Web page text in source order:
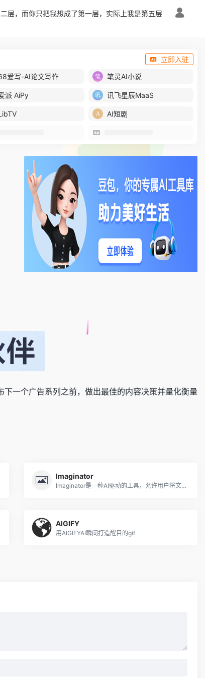
层，而你只把我想成了第一层，实际上我是第五层
立即入驻
爱写-AI论文写作 笔灵AI小说
派 AiPy 讯飞星辰MaaS
AI短剧
一个广告系列之前，做出最佳的内容决策并量化衡量
Imaginator
Imaginator是一种AI驱动的工具，允许用户将文本转换为逼真的详细图像。
AIGIFY
用AIGIFYAI瞬间打造醒目的gif